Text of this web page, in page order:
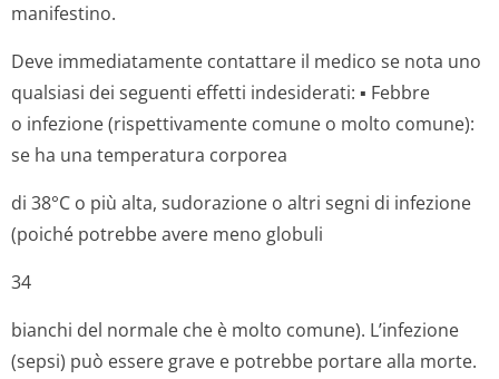
manifestino.
Deve immediatamente contattare il medico se nota uno
qualsiasi dei seguenti effetti indesiderati: ▪ Febbre
o infezione (rispettivamente comune o molto comune):
se ha una temperatura corporea
di 38°C o più alta, sudorazione o altri segni di infezione
(poiché potrebbe avere meno globuli
34
bianchi del normale che è molto comune). L’infezione
(sepsi) può essere grave e potrebbe portare alla morte.